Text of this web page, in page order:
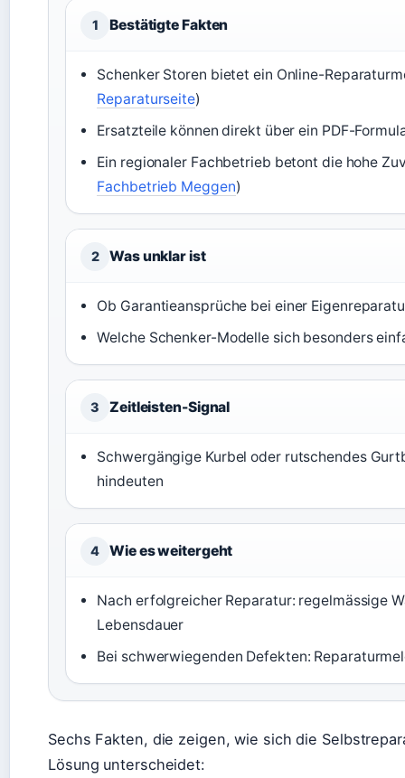
1 Bestätigte Fakten
Schenker Storen bietet ein Online-
Reparaturseite)
Ersatzteile können direkt über ein PDF-
Ein regionaler Fachbetrieb betont die hohe
Fachbetrieb Meggen)
2 Was unklar ist
Ob Garantieansprüche bei einer
Welche Schenker-Modelle sich besonders
3 Zeitleisten-Signal
Schwergängige Kurbel oder rutschendes
hindeuten
4 Wie es weitergeht
Nach erfolgreicher Reparatur: regelmässige
Lebensdauer
Bei schwerwiegenden Defekten:
Sechs Fakten, die zeigen, wie sich die
Lösung unterscheidet: